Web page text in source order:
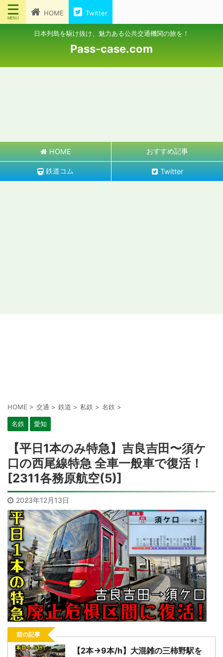
HOME Twitter
日本列島を駆け抜け、魅力ある公共交通機関の旅を！
Pass-case.com
HOME おすすめ記事
鉄道コム Twitter
HOME > 交通 > 鉄道 > 私鉄 > 名鉄 >
名鉄 愛知
【平日1本のみ特急】吉良吉田〜須ケ
口の西尾線特急 全車一般車で復活！
[2311各務原航空(5)]
2023年12月13日
前の記事
【2本→9本/h】大混雑の三柿野駅を